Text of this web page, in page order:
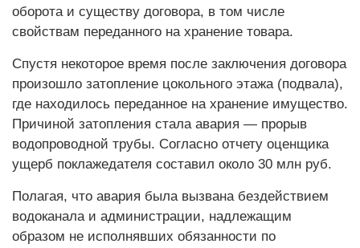
оборота и существу договора, в том числе
свойствам переданного на хранение товара.
Спустя некоторое время после заключения договора
произошло затопление цокольного этажа (подвала),
где находилось переданное на хранение имущество.
Причиной затопления стала авария — прорыв
водопроводной трубы. Согласно отчету оценщика
ущерб поклажедателя составил около 30 млн руб.
Полагая, что авария была вызвана бездействием
водоканала и администрации, надлежащим
образом не исполнявших обязанности по